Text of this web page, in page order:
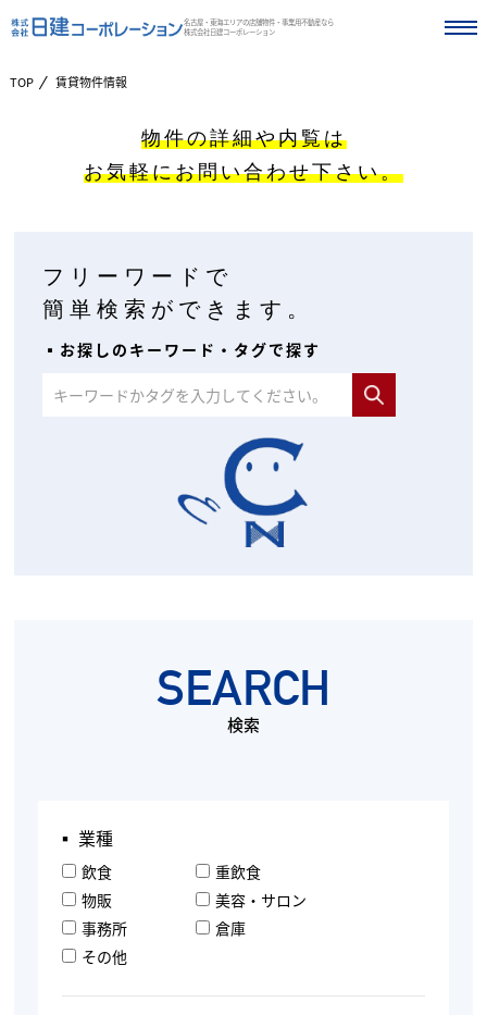
名古屋・東海エリアの店舗物件・事業用不動産なら
株式会社日建コーポレーション
TOP 賃貸物件情報
物件の詳細や内覧は
お気軽にお問い合わせ下さい。
フリーワードで
簡単検索ができます。
▪︎お探しのキーワード・タグで探す
SEARCH
検索
▪︎ 業種
飲食
重飲食
物販
美容・サロン
事務所
倉庫
その他